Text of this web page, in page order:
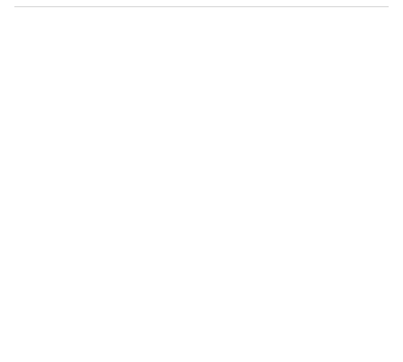
questo trio rende il contouring un rituale pulito e intuitivo,